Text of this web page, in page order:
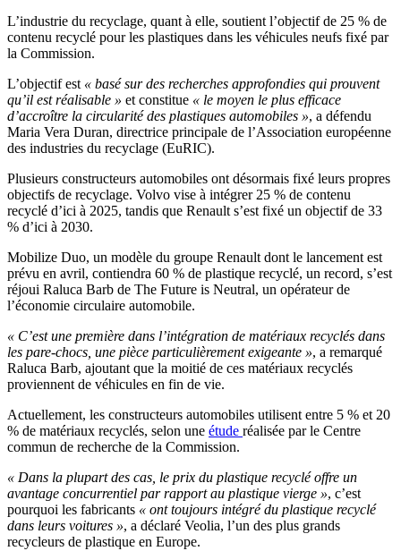
L’industrie du recyclage, quant à elle, soutient l’objectif de 25 % de
contenu recyclé pour les plastiques dans les véhicules neufs fixé par
la Commission.
L’objectif est « basé sur des recherches approfondies qui prouvent
qu’il est réalisable » et constitue « le moyen le plus efficace
d’accroître la circularité des plastiques automobiles », a défendu
Maria Vera Duran, directrice principale de l’Association européenne
des industries du recyclage (EuRIC).
Plusieurs constructeurs automobiles ont désormais fixé leurs propres
objectifs de recyclage. Volvo vise à intégrer 25 % de contenu
recyclé d’ici à 2025, tandis que Renault s’est fixé un objectif de 33
% d’ici à 2030.
Mobilize Duo, un modèle du groupe Renault dont le lancement est
prévu en avril, contiendra 60 % de plastique recyclé, un record, s’est
réjoui Raluca Barb de The Future is Neutral, un opérateur de
l’économie circulaire automobile.
« C’est une première dans l’intégration de matériaux recyclés dans
les pare-chocs, une pièce particulièrement exigeante », a remarqué
Raluca Barb, ajoutant que la moitié de ces matériaux recyclés
proviennent de véhicules en fin de vie.
Actuellement, les constructeurs automobiles utilisent entre 5 % et 20
% de matériaux recyclés, selon une étude réalisée par le Centre
commun de recherche de la Commission.
« Dans la plupart des cas, le prix du plastique recyclé offre un
avantage concurrentiel par rapport au plastique vierge », c’est
pourquoi les fabricants « ont toujours intégré du plastique recyclé
dans leurs voitures », a déclaré Veolia, l’un des plus grands
recycleurs de plastique en Europe.